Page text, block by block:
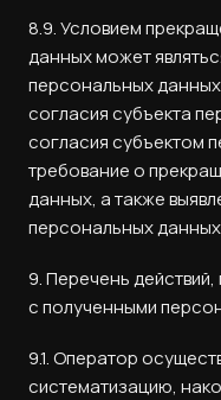
8.9. Условием
данных может
персональных
согласия субъекта
согласия субъектом
требование о
данных, а также
персональных
9. Перечень
с полученными
9.1. Оператор
систематизацию,